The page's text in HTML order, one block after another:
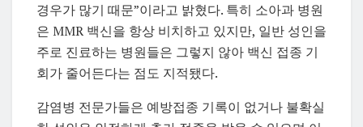
경우가 많기 때문”이라고 밝혔다. 특히 소아과 병원
은 MMR 백신을 항상 비치하고 있지만, 일반 성인을
주로 진료하는 병원들은 그렇지 않아 백신 접종 기
회가 줄어든다는 점도 지적됐다.
감염병 전문가들은 예방접종 기록이 없거나 불확실